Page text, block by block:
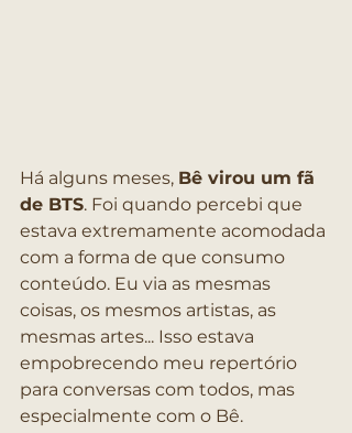
Há alguns meses, Bê virou um fã
de BTS. Foi quando percebi que
estava extremamente acomodada
com a forma de que consumo
conteúdo. Eu via as mesmas
coisas, os mesmos artistas, as
mesmas artes... Isso estava
empobrecendo meu repertório
para conversas com todos, mas
especialmente com o Bê.